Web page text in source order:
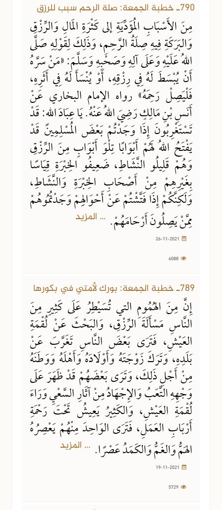
790ـ خطبة الجمعة: صلة الرحم سبب للرزق
مِنَ الأَسْبَابِ المُؤَدِّيَةِ إلى كَثْرَةِ المَالِ وَالرِّزْقِ
وَالبَرَكَةِ فِيهِ صِلَةُ الرَّحِمِ، وَذَلِكَ لِقَوْلِهِ صَلَّى
اللهُ عَلَيْهِ وَعَلَى آلِهِ وَصَحْبِهِ وَسَلَّمَ: «مَنْ سَرَّهُ
أَنْ يُبْسَطَ لَهُ فِي رِزْقِهِ، أَوْ يُنْسَأَ لَهُ فِي أَثَرِهِ،
فَلْيَصِلْ رَحِمَهُ» رواه الإمام البخاري عَنْ
أَنَسِ بْنِ مَالِكٍ رَضِيَ اللهُ عَنْهُ. يَا عِبَادَ اللهِ: قَدْ
تَسْتَغْرِبُونَ إِذَا وَجَدْتُمْ بَعْضَ المُسْلِمِينَ قَدْ
يَفْتَحُ اللهُ لَهُمْ أَبْوَابًا تِلْوَ أَبْوَابٍ مِنَ الرِّزْقِ
وَهُمْ قَلِيلُو النَّشَاطِ، ضَعِيفُو الخِبْرَةِ قِيَاسًا
بِغَيْرِهِمْ مِنْ أَصْحَابِ الخِبْرَةِ وَالنَّشَاطِ،
وَلَكِنَّكُمْ إِذَا فَتَّشْتُمْ عَنْ أَحْوَالِهِمْ وَجَدْتُمُوهُمْ
مِمَّنْ يَصِلُونَ أَرْحَامَهُمْ. ... المزيد
789ـ خطبة الجمعة: بورك لأمتي في بكورها
إِنَّ مِنَ الهُمُومِ التي تُسَيْطِرُ عَلَى كَثِيرٍ مِنَ
النَّاسِ مَسْأَلَةَ الرِّزْقِ، وَالبَحْثَ عَنْ لُقْمَةِ
العَيْشِ، فَتَرَى بَعْضَ النَّاسِ تَغَرَّبَ عَنْ
بَلَدِهِ، وَتَرَكَ زَوْجَتَهُ وَأَوْلَادَهُ وَأَهْلَهُ وَوَطَنَهُ
مِنْ أَجْلِ ذَلِكَ، وَتَرَى بَعْضَهُمْ قَدْ ظَهَرَ عَلَى
وَجْهِهِ التَّعَبُ وَالإِجْهَادُ مِنْ آثَارِ السَّعْيِ وَرَاءَ
لُقْمَةِ العَيْشِ، وَالكَثِيرُ يَعِيشُ تَحْتَ رَحْمَةِ
أَرْبَابِ العَمَلِ، فَتَرَى الوَاحِدَ مِنْهُمْ يَعْصِرُهُ
الهَمُّ وَالغَمُّ وَالكَمَدُ عَصْرًا. ... المزيد